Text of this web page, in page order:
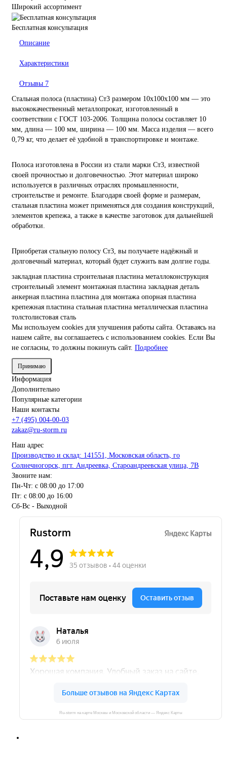
Широкий ассортимент
Бесплатная консультация
Описание
Характеристики
Отзывы 7
Стальная полоса (пластина) Ст3 размером 10х100х100 мм — это
высококачественный металлопрокат, изготовленный в
соответствии с ГОСТ 103-2006. Толщина полосы составляет 10
мм, длина — 100 мм, ширина — 100 мм. Масса изделия — всего
0,79 кг, что делает её удобной в транспортировке и монтаже.
Полоса изготовлена в России из стали марки Ст3, известной
своей прочностью и долговечностью. Этот материал широко
используется в различных отраслях промышленности,
строительстве и ремонте. Благодаря своей форме и размерам,
стальная пластина может применяться для создания конструкций,
элементов крепежа, а также в качестве заготовок для дальнейшей
обработки.
Приобретая стальную полосу Ст3, вы получаете надёжный и
долговечный материал, который будет служить вам долгие годы.
закладная пластина строительная пластина металлоконструкция
строительный элемент монтажная пластина закладная деталь
анкерная пластина пластина для монтажа опорная пластина
крепежная пластина стальная пластина металлическая пластина
толстолистовая сталь
Мы используем cookies для улучшения работы сайта. Оставаясь на
нашем сайте, вы соглашаетесь с использованием cookies. Если Вы
не согласны, то должны покинуть сайт. Подробнее
Принимаю
Информация
Дополнительно
Популярные категории
Наши контакты
+7 (495) 004-00-03
zakaz@ru-storm.ru
Наш адрес
Производство и склад: 141551, Московская область, го
Солнечногорск, пгт. Андреевка, Староандреевская улица, 7В
Звоните нам:
Пн-Чт: с 08:00 до 17:00
Пт: с 08:00 до 16:00
Сб-Вс - Выходной
Ru-storm на карте Москвы и Московской области — Яндекс Карты